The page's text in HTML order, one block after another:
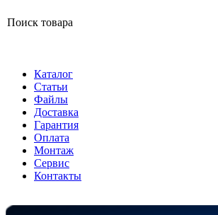
Каталог
Статьи
Файлы
Доставка
Гарантия
Оплата
Монтаж
Сервис
Контакты
Поиск товара